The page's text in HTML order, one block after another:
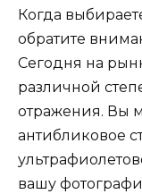
Когда
обратите
Сегодня на
различной
отражения. Вы
антибликовое
вашу